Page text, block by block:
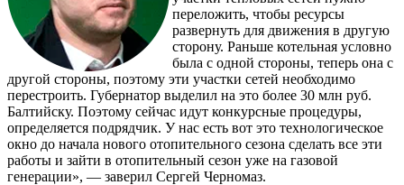
переложить, чтобы ресурсы
развернуть для движения в другую
сторону. Раньше котельная условно
была с одной стороны, теперь она с
другой стороны, поэтому эти участки сетей необходимо
перестроить. Губернатор выделил на это более 30 млн руб.
Балтийску. Поэтому сейчас идут конкурсные процедуры,
определяется подрядчик. У нас есть вот это технологическое
окно до начала нового отопительного сезона сделать все эти
работы и зайти в отопительный сезон уже на газовой
генерации», — заверил Сергей Черномаз.